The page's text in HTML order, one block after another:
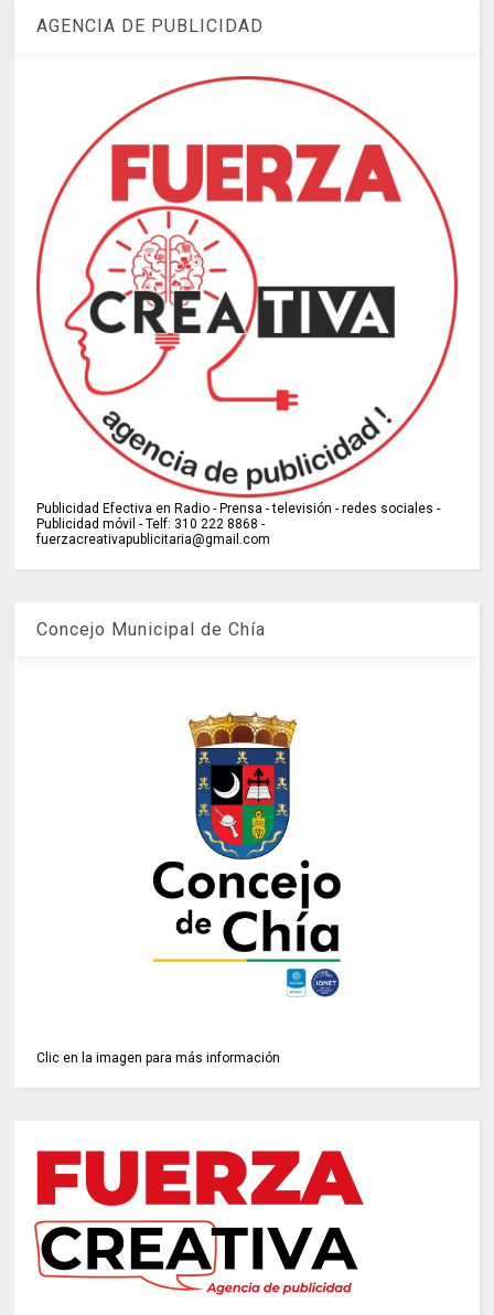
AGENCIA DE PUBLICIDAD
Publicidad Efectiva en Radio - Prensa - televisión - redes sociales -
Publicidad móvil - Telf: 310 222 8868 -
fuerzacreativapublicitaria@gmail.com
Concejo Municipal de Chía
Clic en la imagen para más información